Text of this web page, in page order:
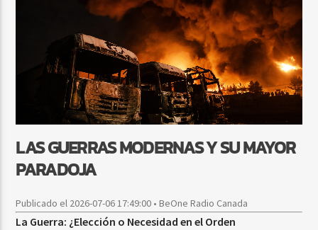
Beone Radio
LAS GUERRAS MODERNAS Y SU MAYOR
PARADOJA
Publicado el 2026-07-06 17:49:00 • BeOne Radio Canada
La Guerra: ¿Elección o Necesidad en el Orden